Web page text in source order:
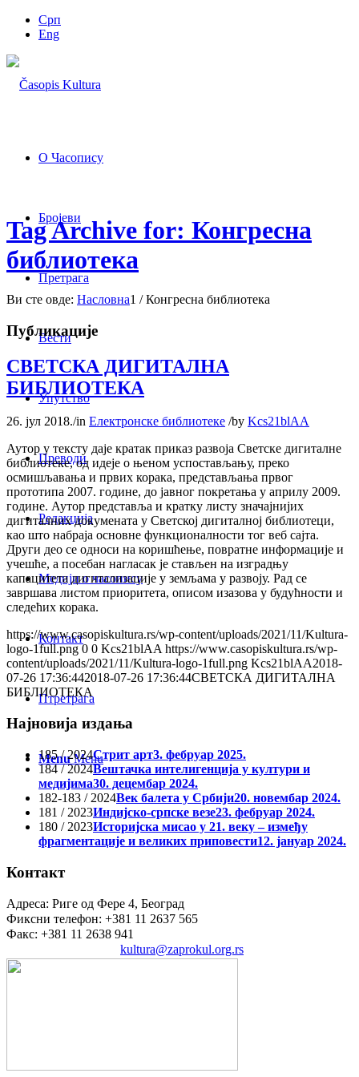
Срп
Eng
О Часопису
Бројеви
Претрага
Вести
Упутство
Преводи
Редакција
Медији о часопису
Контакт
Птретрага
Menu Menu
Tag Archive for: Конгресна
библиотека
Ви сте овде: Насловна1 / Конгресна библиотека
Публикације
СВЕТСКА ДИГИТАЛНА
БИБЛИОТЕКА
26. јул 2018./in Електронске библиотеке /by Kcs21blAA
Аутор у тексту даје кратак приказ развоја Светске дигиталне
библиотеке, од идеје о њеном успостављању, преко
осмишљавања и првих корака, представљања првог
прототипа 2007. године, до јавног покретања у априлу 2009.
године. Аутор представља и кратку листу значајнијих
дигиталних докумената у Светској дигиталној библиотеци,
као што набраја основне функционалности тог веб сајта.
Други део се односи на коришћење, повратне информације и
учешће, а посебан нагласак је стављен на изградњу
капацитета дигитализације у земљама у развоју. Рад се
завршава листом приоритета, описом изазова у будућности и
следећих корака.
https://www.casopiskultura.rs/wp-content/uploads/2021/11/Kultura-
logo-1full.png 0 0 Kcs21blAA https://www.casopiskultura.rs/wp-
content/uploads/2021/11/Kultura-logo-1full.png Kcs21blAA2018-
07-26 17:36:442018-07-26 17:36:44СВЕТСКА ДИГИТАЛНА
БИБЛИОТЕКА
Најновија издања
185 / 2024Стрит арт3. фебруар 2025.
184 / 2024Вештачка интелигенција у култури и
медијима30. децембар 2024.
182-183 / 2024Век балета у Србији20. новембар 2024.
181 / 2023Индијско-српске везе23. фебруар 2024.
180 / 2023Историјска мисао у 21. веку – између
фрагментације и великих приповести12. јануар 2024.
Контакт
Адреса: Риге од Фере 4, Београд
Фиксни телефон: +381 11 2637 565
Факс: +381 11 2638 941
kultura@zaprokul.org.rs